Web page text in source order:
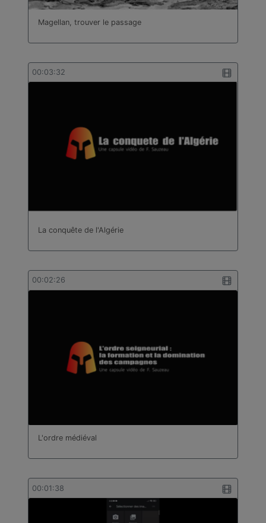
Magellan, trouver le passage
00:03:32
La conquête de l'Algérie
00:02:26
L'ordre médiéval
00:01:38